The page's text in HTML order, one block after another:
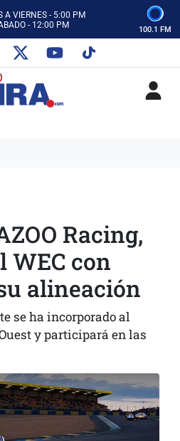
A VIERNES - 5:00 PM
- 12:00 PM
LIRA Y SU EQUIPO
A VIERNES - 5:00 PM
- 12:00 PM
100.1 FM
Racing,
WEC con
alineación
se ha incorporado al
y participará en las